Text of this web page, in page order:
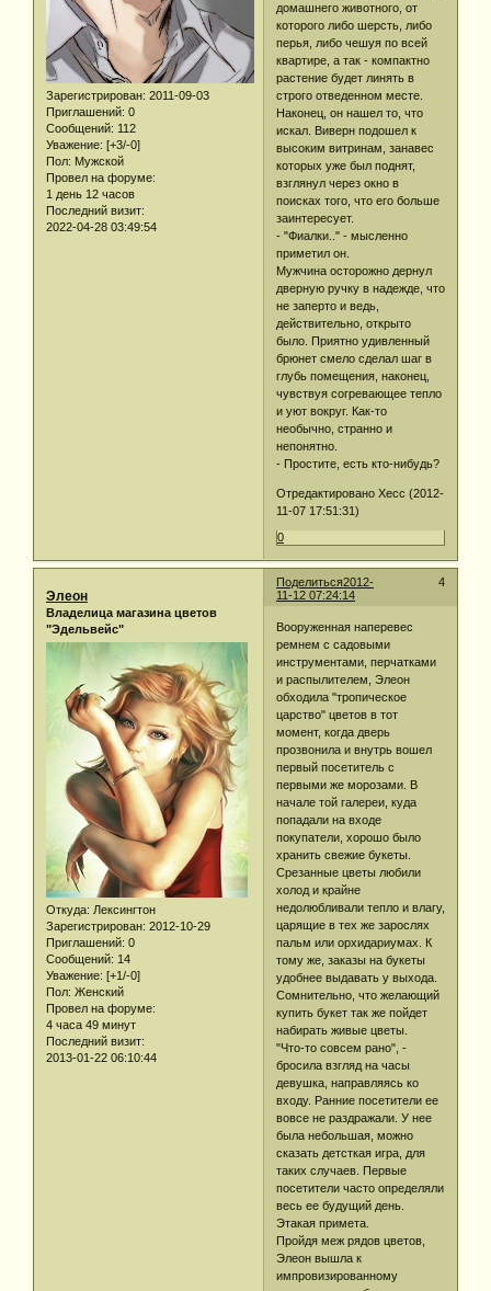
Зарегистрирован: 2011-09-03
Приглашений: 0
Сообщений: 112
Уважение: [+3/-0]
Пол: Мужской
Провел на форуме:
1 день 12 часов
Последний визит:
2022-04-28 03:49:54
домашнего животного, от
которого либо шерсть, либо
перья, либо чешуя по всей
квартире, а так - компактно
растение будет линять в
строго отведенном месте.
Наконец, он нашел то, что
искал. Виверн подошел к
высоким витринам, занавес
которых уже был поднят,
взглянул через окно в
поисках того, что его больше
заинтересует.
- "Фиалки.." - мысленно
приметил он.
Мужчина осторожно дернул
дверную ручку в надежде, что
не заперто и ведь,
действительно, открыто
было. Приятно удивленный
брюнет смело сделал шаг в
глубь помещения, наконец,
чувствуя согревающее тепло
и уют вокруг. Как-то
необычно, странно и
непонятно.
- Простите, есть кто-нибудь?
Отредактировано Хесс (2012-
11-07 17:51:31)
0
Поделиться 4
2012-
11-12 07:24:14
Элеон
Владелица магазина цветов
"Эдельвейс"
Откуда: Лексингтон
Зарегистрирован: 2012-10-29
Приглашений: 0
Сообщений: 14
Уважение: [+1/-0]
Пол: Женский
Провел на форуме:
4 часа 49 минут
Последний визит:
2013-01-22 06:10:44
Вооруженная наперевес
ремнем с садовыми
инструментами, перчатками
и распылителем, Элеон
обходила "тропическое
царство" цветов в тот
момент, когда дверь
прозвонила и внутрь вошел
первый посетитель с
первыми же морозами. В
начале той галереи, куда
попадали на входе
покупатели, хорошо было
хранить свежие букеты.
Срезанные цветы любили
холод и крайне
недолюбливали тепло и влагу,
царящие в тех же зарослях
пальм или орхидариумах. К
тому же, заказы на букеты
удобнее выдавать у выхода.
Сомнительно, что желающий
купить букет так же пойдет
набирать живые цветы.
"Что-то совсем рано", -
бросила взгляд на часы
девушка, направляясь ко
входу. Ранние посетители ее
вовсе не раздражали. У нее
была небольшая, можно
сказать детсткая игра, для
таких случаев. Первые
посетители часто определяли
весь ее будущий день.
Этакая примета.
Пройдя меж рядов цветов,
Элеон вышла к
импровизированному